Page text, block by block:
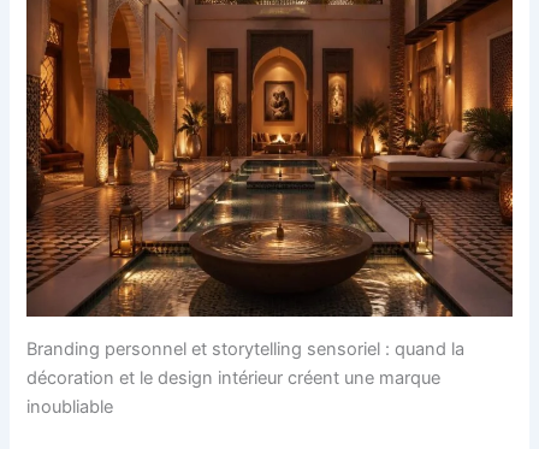
Branding personnel et storytelling sensoriel : quand la
décoration et le design intérieur créent une marque
inoubliable